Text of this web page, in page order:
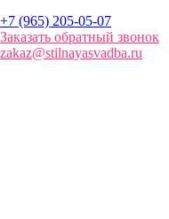
+7 (965) 205-05-07
Заказать обратный звонок
zakaz@stilnayasvadba.ru